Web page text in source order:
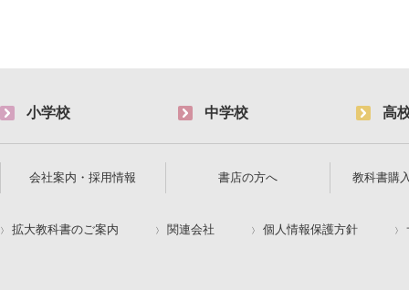
小学校 中学校 高
会社案内・採用情報 書店の方へ 教科書購
拡大教科書のご案内 関連会社 個人情報保護方針